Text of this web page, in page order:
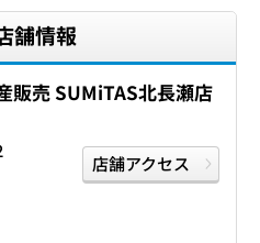
舗情報
販売 SUMiTAS北長瀬店
店舗アクセス